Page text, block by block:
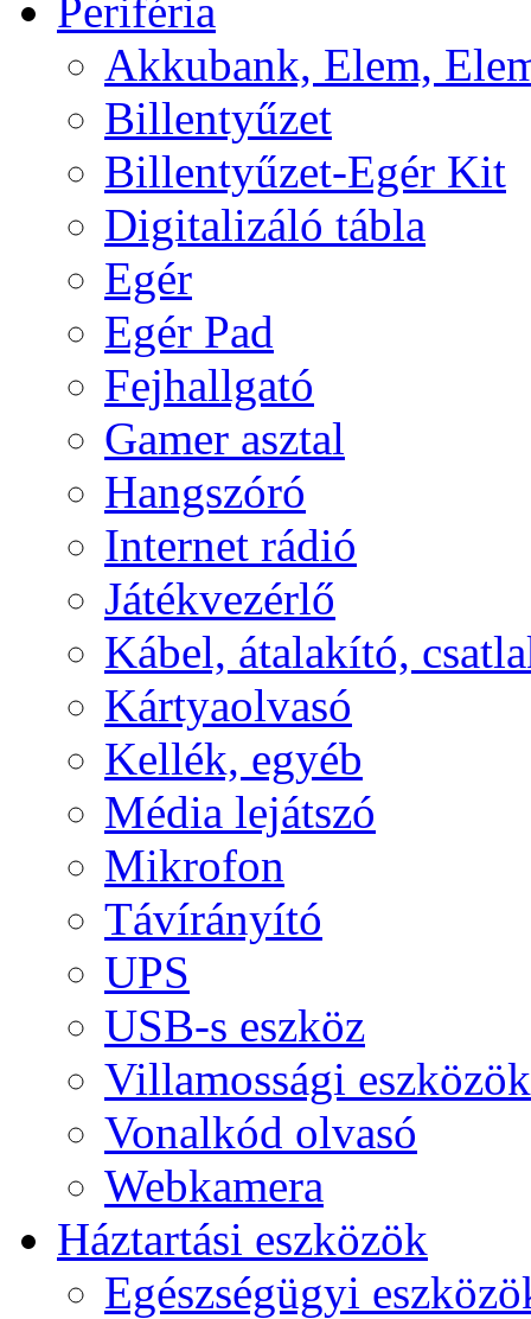
Periféria
Akkubank, Elem,
Billentyűzet
Billentyűzet-Egér Kit
Digitalizáló tábla
Egér
Egér Pad
Fejhallgató
Gamer asztal
Hangszóró
Internet rádió
Játékvezérlő
Kábel, átalakító,
Kártyaolvasó
Kellék, egyéb
Média lejátszó
Mikrofon
Távírányító
UPS
USB-s eszköz
Villamossági eszközök
Vonalkód olvasó
Webkamera
Háztartási eszközök
Egészségügyi